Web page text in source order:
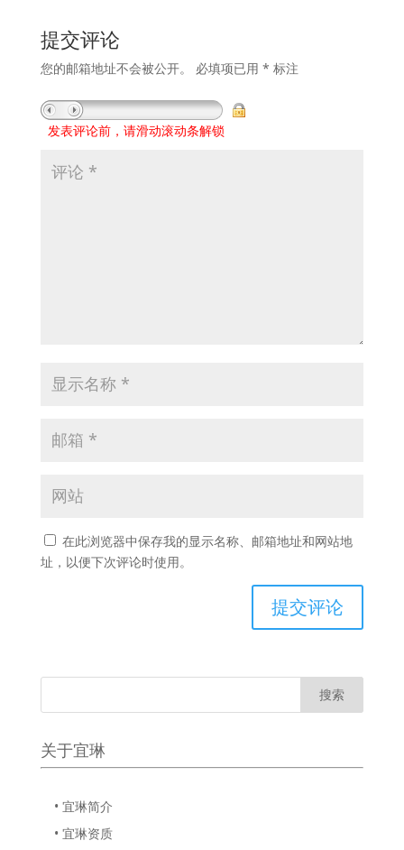
提交评论
您的邮箱地址不会被公开。 必填项已用 * 标注
发表评论前，请滑动滚动条解锁
在此浏览器中保存我的显示名称、邮箱地址和网站地
址，以便下次评论时使用。
关于宜琳
• 宜琳简介
• 宜琳资质